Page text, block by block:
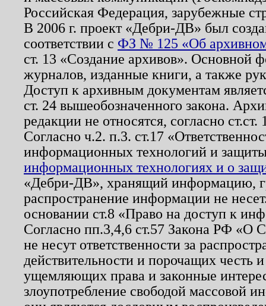
Российская Федерация, зарубежные
В 2006 г. проект «Дебри-ДВ» был
соответствии с ФЗ № 125 «Об
ст. 13 «Создание архивов». Основной
журналов, изданные книги, а также
Доступ к архивным документам
ст. 24 вышеобозначенного закона.
редакции не относятся, согласно
Согласно ч.2. п.3. ст.17
информационных технологий и
информационных технологиях и о
«Дебри-ДВ», хранящий информацию,
распространение информации не
основании ст.8 «Право на доступ к
Согласно пп.3,4,6 ст.57 Закона РФ «О
не несут ответственности за
действительности и порочащих честь
ущемляющих права и законные
злоупотребление свободой массовой